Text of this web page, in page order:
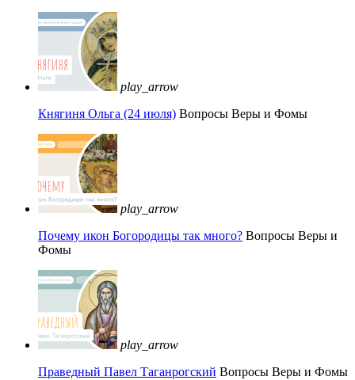
play_arrow
Княгиня Ольга (24 июля) Вопросы Веры и Фомы
play_arrow
Почему икон Богородицы так много? Вопросы Веры и
Фомы
play_arrow
Праведный Павел Таганрогский Вопросы Веры и Фомы